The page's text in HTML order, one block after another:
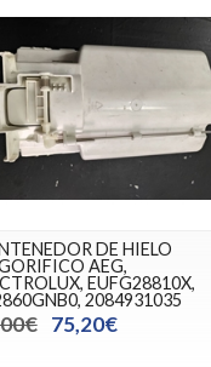
DE HIELO
AEG,
EUFG28810X,
2084931035
75,20€